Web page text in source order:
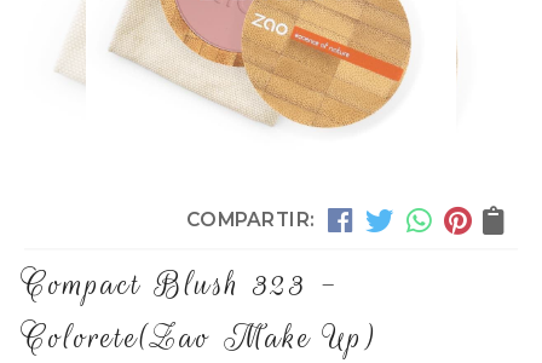
COMPARTIR:
Compact Blush 323 -
Colorete(Zao Make Up)